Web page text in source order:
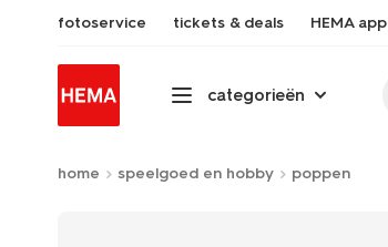
fotoservice tickets & deals HEMA app
categorieën
home speelgoed en hobby poppen